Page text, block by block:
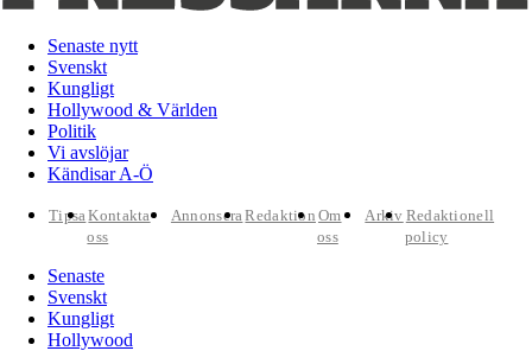
Senaste nytt
Svenskt
Kungligt
Hollywood & Världen
Politik
Vi avslöjar
Kändisar A-Ö
TipsaKontakta
oss
AnnonseraRedaktion Om
oss
Arkiv Redaktionell
policy
Senaste
Svenskt
Kungligt
Hollywood